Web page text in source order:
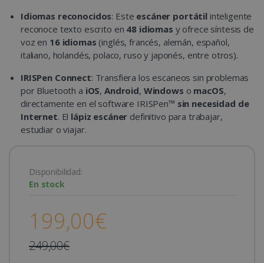
Idiomas reconocidos: Este escáner portátilinteligente
reconoce texto escrito en 48 idiomas y ofrece síntesis de
voz en 16 idiomas (inglés, francés, alemán, español,
italiano, holandés, polaco, ruso y japonés, entre otros).
IRISPen Connect: Transfiera los escaneos sin problemas
por Bluetooth a iOS, Android, Windows o macOS,
directamente en el software IRISPen™ sin necesidad de
Internet. El lápiz escáner definitivo para trabajar,
estudiar o viajar.
Disponibilidad:
En stock
199,00€
249,00€